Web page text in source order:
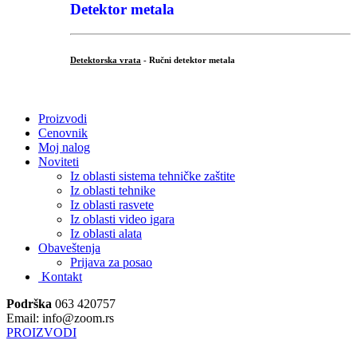
Detektor metala
Detektorska vrata - Ručni detektor metala
Proizvodi
Cenovnik
Moj nalog
Noviteti
Iz oblasti sistema tehničke zaštite
Iz oblasti tehnike
Iz oblasti rasvete
Iz oblasti video igara
Iz oblasti alata
Obaveštenja
Prijava za posao
Kontakt
Podrška 063 420757
Email: info@zoom.rs
PROIZVODI